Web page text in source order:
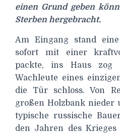
einen Grund geben
Sterben hergebracht.
Am Eingang stand
sofort mit einer
packte, ins Haus
Wachleute eines
die Tür schloss. Von
großen Holzbank nieder
typische russische
den Jahren des